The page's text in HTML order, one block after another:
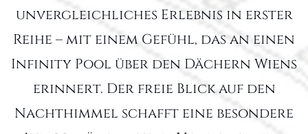
unvergleichliches Erlebnis in erster
Reihe – mit einem Gefühl, das an einen
Infinity Pool über den Dächern Wiens
erinnert. Der freie Blick auf den
Nachthimmel schafft eine besondere